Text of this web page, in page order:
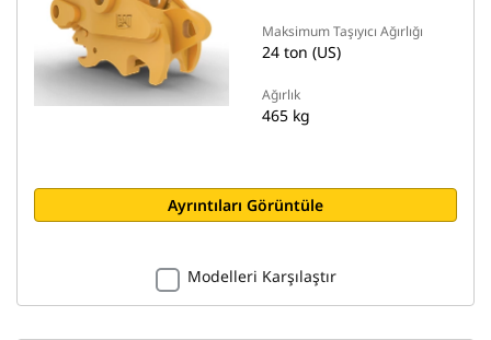
Maksimum Taşıyıcı Ağırlığı
24 ton (US)
Ağırlık
465 kg
Ayrıntıları Görüntüle
Modelleri Karşılaştır